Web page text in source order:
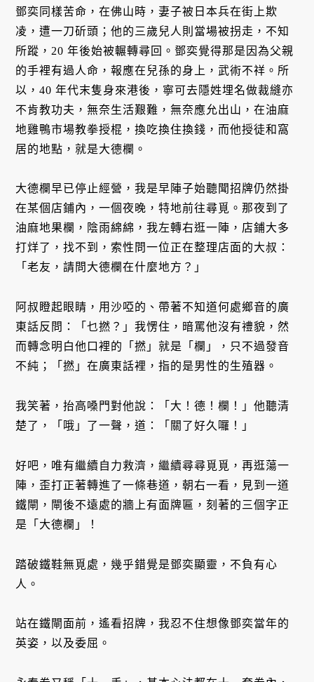
鄧奕同樣苦命，在佛山時，妻子被日本兵在街上欺
凌，遭一刀斫頭；他的三歲兒人則當場被拐走，不知
所蹤，20 年後始被輾轉尋回。鄧奕覺得那是因為父親
的手裡有過人命，報應在兒孫的身上，武術不祥。所
以，40 年代末隻身來港後，寧可去隱姓埋名做裁縫亦
不肯教功夫，無奈生活艱難，無奈應允出山，在油麻
地雞鴨市場教拳授棍，換吃換住換錢，而他授徒和窩
居的地點，就是大德欄。
大德欄早已停止經營，我是早陣子始聽聞招牌仍然掛
在某個店鋪內，一個夜晚，特地前往尋覓。那夜到了
油麻地果欄，陰雨綿綿，我左轉右逛一陣，店鋪大多
打烊了，找不到，索性問一位正在整理店面的大叔：
「老友，請問大德欄在什麼地方？」
阿叔瞪起眼睛，用沙啞的、帶著不知道何處鄉音的廣
東話反問：「乜撚？」我愣住，暗罵他沒有禮貌，然
而轉念明白他口裡的「撚」就是「欄」，只不過發音
不純；「撚」在廣東話裡，指的是男性的生殖器。
我笑著，抬高嗓門對他說：「大！德！欄！」他聽清
楚了，「哦」了一聲，道：「關了好久囉！」
好吧，唯有繼續自力救濟，繼續尋尋覓覓，再逛蕩一
陣，歪打正著轉進了一條巷道，朝右一看，見到一道
鐵閘，閘後不遠處的牆上有面牌匾，刻著的三個字正
是「大德欄」！
踏破鐵鞋無覓處，幾乎錯覺是鄧奕顯靈，不負有心
人。
站在鐵閘面前，遙看招牌，我忍不住想像鄧奕當年的
英姿，以及委屈。